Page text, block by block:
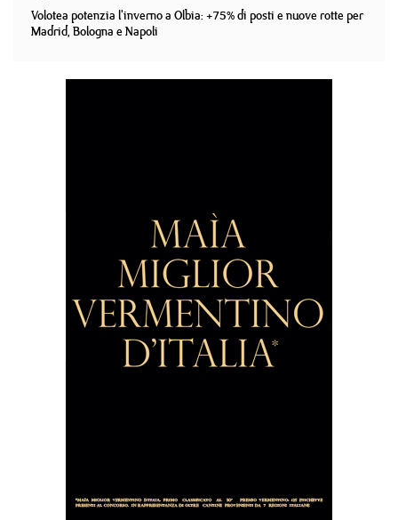
Volotea potenzia l'inverno a Olbia: +75% di posti e nuove rotte per
Madrid, Bologna e Napoli